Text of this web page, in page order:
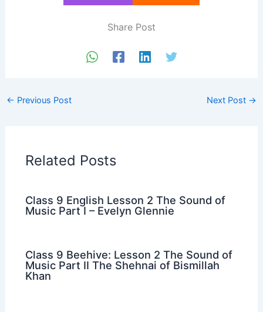
Share Post
← Previous Post Next Post →
Related Posts
Class 9 English Lesson 2 The Sound of
Music Part I – Evelyn Glennie
Class 9 Beehive: Lesson 2 The Sound of
Music Part II The Shehnai of Bismillah
Khan